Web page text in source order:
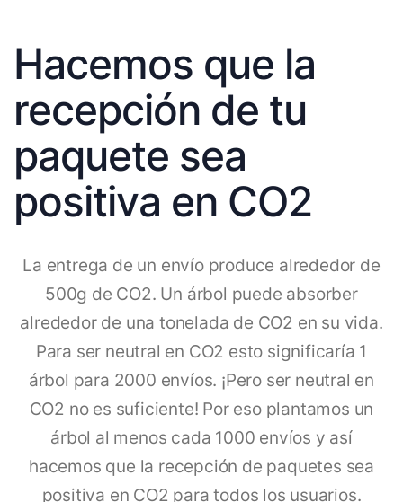
Hacemos que la
recepción de tu
paquete sea
positiva en CO2
La entrega de un envío produce alrededor de
500g de CO2. Un árbol puede absorber
alrededor de una tonelada de CO2 en su vida.
Para ser neutral en CO2 esto significaría 1
árbol para 2000 envíos. ¡Pero ser neutral en
CO2 no es suficiente! Por eso plantamos un
árbol al menos cada 1000 envíos y así
hacemos que la recepción de paquetes sea
positiva en CO2 para todos los usuarios.